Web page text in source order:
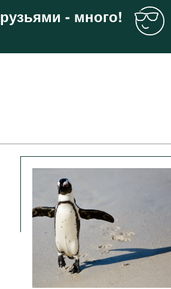
- много!